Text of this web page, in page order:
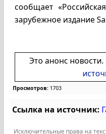
сообщает
зарубежное издание
Это анонс новости.
Просмотров: 1703
Ссылка на источник:
Исключительные права на